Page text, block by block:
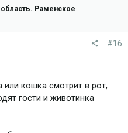
Раменское
#16
или кошка смотрит в рот,
гости и животинка